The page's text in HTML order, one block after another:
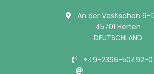
An der Vestischen 9-
45701 Herten
DEUTSCHLAND
+49-2366-50492-0